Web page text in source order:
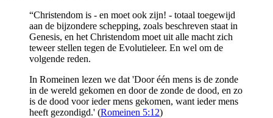
“Christendom is - en moet ook zijn! - totaal toegewijd
aan de bijzondere schepping, zoals beschreven staat in
Genesis, en het Christendom moet uit alle macht zich
teweer stellen tegen de Evolutieleer. En wel om de
volgende reden.
In Romeinen lezen we dat 'Door één mens is de zonde
in de wereld gekomen en door de zonde de dood, en zo
is de dood voor ieder mens gekomen, want ieder mens
heeft gezondigd.' (Romeinen 5:12)